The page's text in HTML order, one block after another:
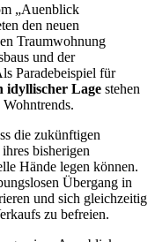
„Auenblick
den neuen
Traumwohnung
und der
Paradebeispiel für
idyllischer Lage stehen
die zukünftigen
bisherigen
Hände legen können.
Übergang in
und sich gleichzeitig
zu befreien.